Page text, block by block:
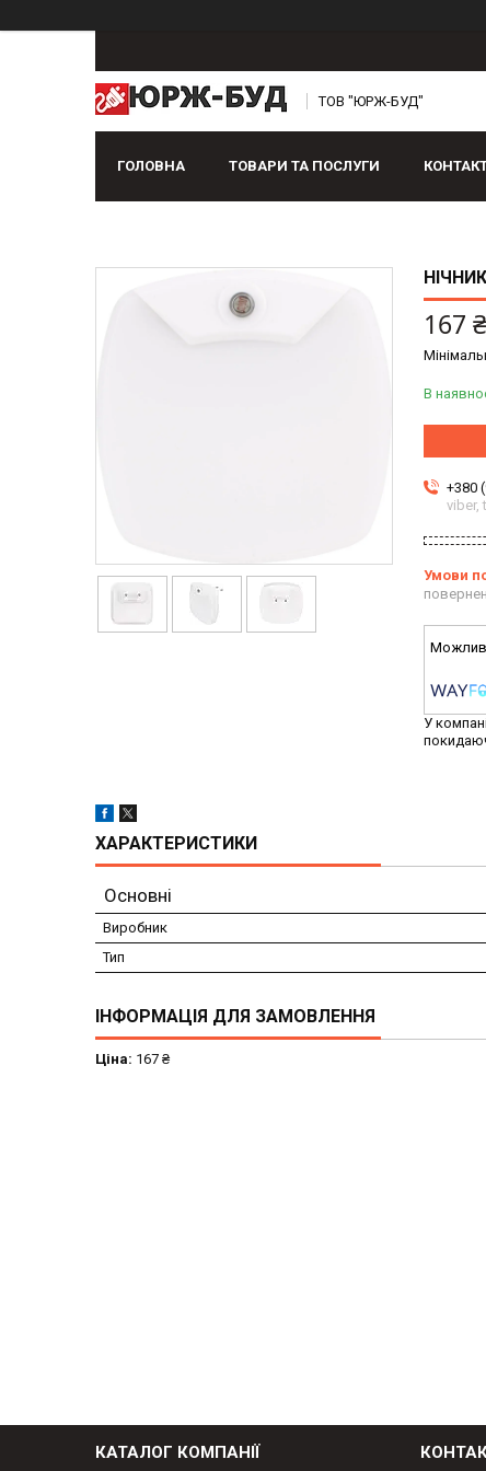
ТОВ "ЮРЖ-БУД"
ГОЛОВНА ТОВАРИ ТА ПОСЛУГИ
167 ₴
В
+380
viber,
У
ХАРАКТЕРИСТИКИ
Основні
Виробник
Тип
ІНФОРМАЦІЯ ДЛЯ ЗАМОВЛЕННЯ
Ціна: 167 ₴
КАТАЛОГ КОМПАНІЇ